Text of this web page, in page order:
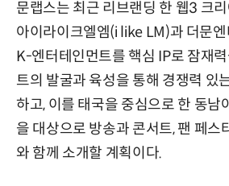
문랩스는 최근 리브랜딩 한 웹3 크
아이라이크엘엠(i like LM)과 더문
K-엔터테인먼트를 핵심 IP로 잠재
트의 발굴과 육성을 통해 경쟁력 있
하고, 이를 태국을 중심으로 한 동남
을 대상으로 방송과 콘서트, 팬 페스
와 함께 소개할 계획이다.